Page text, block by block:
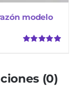
modelo
(0)